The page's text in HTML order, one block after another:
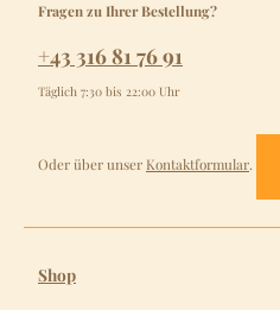
Fragen zu Ihrer Bestellung?
+43 316 81 76 91
Täglich 7:30 bis 22:00 Uhr
Oder über unser Kontaktformular.
Shop